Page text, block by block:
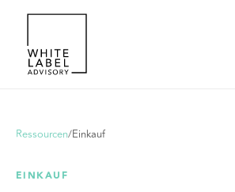
Ressourcen/Einkauf
EINKAUF